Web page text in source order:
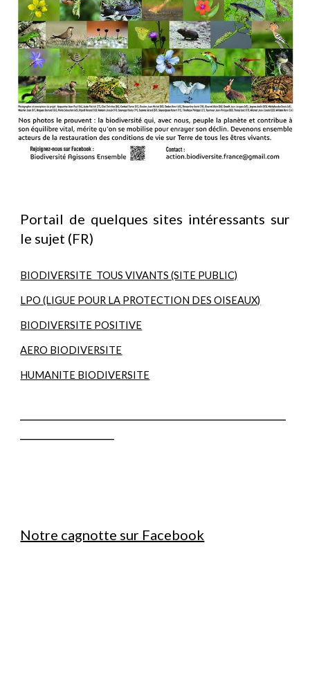
Portail de quelques sites intéressants sur
le sujet (FR)
BIODIVERSITE TOUS VIVANTS (SITE PUBLIC)
LPO (LIGUE POUR LA PROTECTION DES OISEAUX)
BIODIVERSITE POSITIVE
AERO BIODIVERSITE
HUMANITE BIODIVERSITE
Notre cagnotte sur Facebook